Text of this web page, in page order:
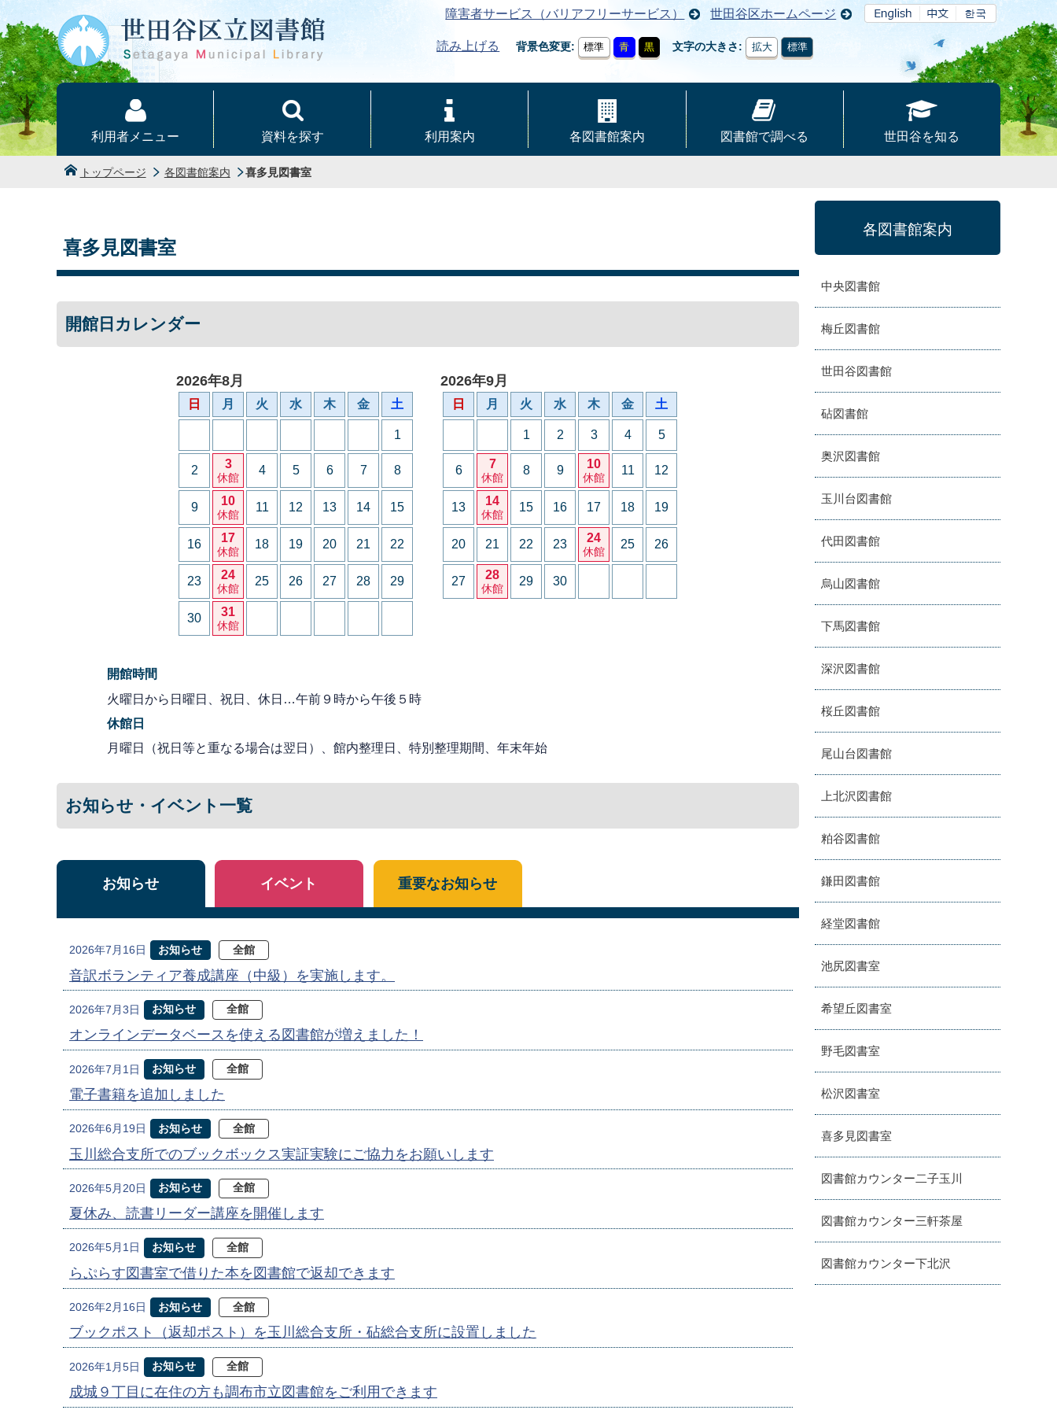
本文へ
障害者サービス（バリアフリーサービス） 世田谷区ホームページ
読み上げる 背景色変更 標準 青 黒 文字の大きさ 拡大 標準
利用者メニュー 資料を探す 利用案内 各図書館案内 図書館で調べる 世田谷を知る
トップページ 各図書館案内 喜多見図書室
喜多見図書室
開館日カレンダー
2026年8月
日 月 火 水 木 金 土
1
2 3
休館
4 5 6 7 8
9 10
休館
11 12 13 14 15
16 17
休館
18 19 20 21 22
23 24
休館
25 26 27 28 29
30 31
休館
2026年9月
日 月 火 水 木 金 土
1 2 3 4 5
6 7
休館
8 9 10
休館
11 12
13 14
休館
15 16 17 18 19
20 21 22 23 24
休館
25 26
27 28
休館
29 30
開館時間
火曜日から日曜日、祝日、休日…午前９時から午後５時
休館日
月曜日（祝日等と重なる場合は翌日）、館内整理日、特別整理期間、年末年始
お知らせ・イベント一覧
お知らせ
2026年7月16日 お知らせ 全館
音訳ボランティア養成講座（中級）を実施します。
2026年7月3日 お知らせ 全館
オンラインデータベースを使える図書館が増えました！
2026年7月1日 お知らせ 全館
電子書籍を追加しました
2026年6月19日 お知らせ 全館
玉川総合支所でのブックボックス実証実験にご協力をお願いします
2026年5月20日 お知らせ 全館
夏休み、読書リーダー講座を開催します
2026年5月1日 お知らせ 全館
らぷらす図書室で借りた本を図書館で返却できます
2026年2月16日 お知らせ 全館
ブックポスト（返却ポスト）を玉川総合支所・砧総合支所に設置しました
2026年1月5日 お知らせ 全館
成城９丁目に在住の方も調布市立図書館をご利用できます
イベント 重要なお知らせ
各図書館案内
中央図書館
梅丘図書館
世田谷図書館
砧図書館
奥沢図書館
玉川台図書館
代田図書館
烏山図書館
下馬図書館
深沢図書館
桜丘図書館
尾山台図書館
上北沢図書館
粕谷図書館
鎌田図書館
経堂図書館
池尻図書室
希望丘図書室
野毛図書室
松沢図書室
喜多見図書室
図書館カウンター二子玉川
図書館カウンター三軒茶屋
図書館カウンター下北沢